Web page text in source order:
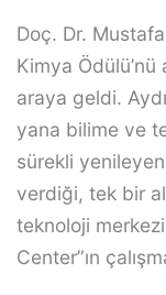
Doç. Dr.
Kimya
araya geldi.
yana bilime ve
sürekli yenileyen
verdiği, tek bir
teknoloji
Center”ın